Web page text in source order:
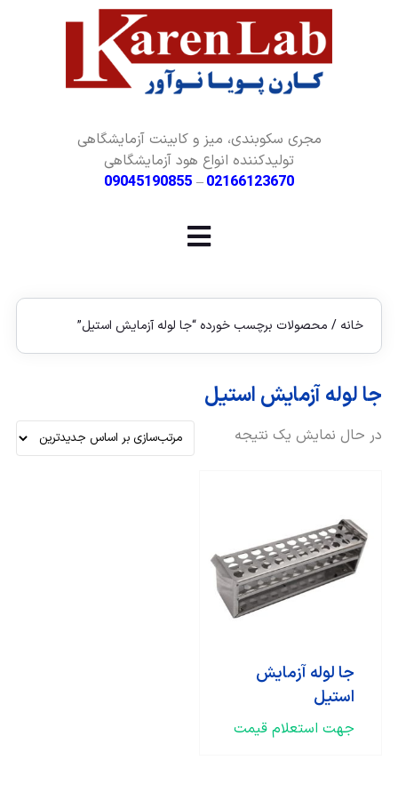
مجری سکوبندی، میز و کابینت آزمایشگاهی
تولیدکننده انواع هود آزمایشگاهی
02166123670
–
09045190855
خانه / محصولات برچسب خورده “جا لوله آزمایش استیل”
جا لوله آزمایش استیل
در حال نمایش یک نتیجه
جا لوله آزمایش
استیل
جهت استعلام قیمت